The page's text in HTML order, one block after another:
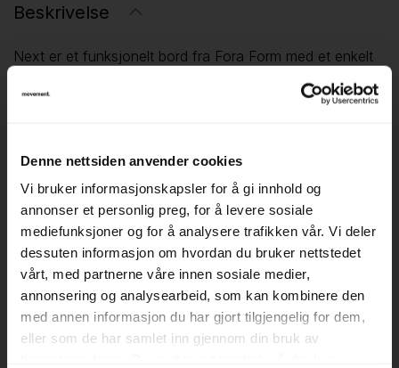
Denne nettsiden anvender cookies
Vi bruker informasjonskapsler for å gi innhold og
annonser et personlig preg, for å levere sosiale
mediefunksjoner og for å analysere trafikken vår. Vi deler
dessuten informasjon om hvordan du bruker nettstedet
vårt, med partnerne våre innen sosiale medier,
annonsering og analysearbeid, som kan kombinere den
med annen informasjon du har gjort tilgjengelig for dem,
eller som de har samlet inn gjennom din bruk av
Beskrivelse
Next er et funksjonelt bord fra Fora Form med et enkelt
og moderne uttrykk. Bordet er utviklet for fleksible miljøer
og passer godt både som kantinebord og mindre
Med størrelse 180x80 cm gir bordet plass til mindre
møter, samtaler eller spiseplasser, samtidig som den
slanke formen gjør det lett å plassere i ulike typer rom og
sosiale soner.
▪ 180x80 cm
▪ Egnet som kantinebord eller lite møtebord
▪ Plass til ca. 6 personer